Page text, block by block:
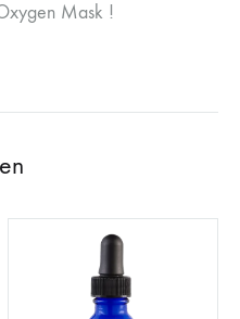
Mask !